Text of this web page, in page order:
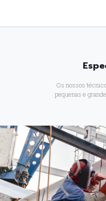
Os nossos
pequenas e